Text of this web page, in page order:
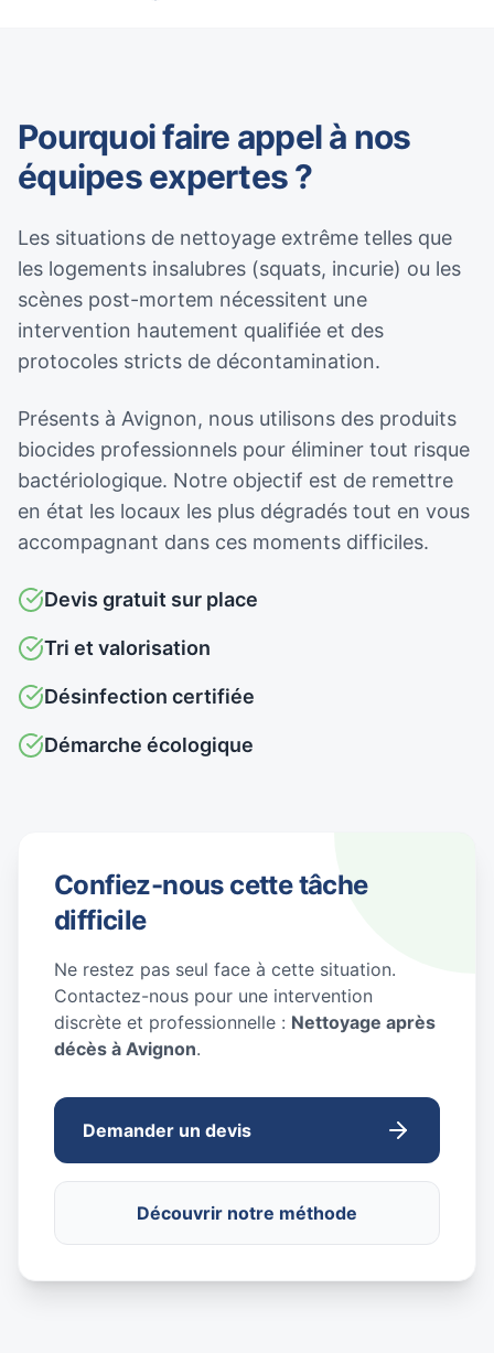
Pourquoi faire appel à nos
équipes expertes ?
Les situations de nettoyage extrême telles que
les logements insalubres (squats, incurie) ou les
scènes post-mortem nécessitent une
intervention hautement qualifiée et des
protocoles stricts de décontamination.
Présents à Avignon, nous utilisons des produits
biocides professionnels pour éliminer tout risque
bactériologique. Notre objectif est de remettre
en état les locaux les plus dégradés tout en vous
accompagnant dans ces moments difficiles.
Devis gratuit sur place
Tri et valorisation
Désinfection certifiée
Démarche écologique
Confiez-nous cette tâche
difficile
Ne restez pas seul face à cette situation.
Contactez-nous pour une intervention
discrète et professionnelle : Nettoyage après
décès à Avignon.
Demander un devis
Découvrir notre méthode